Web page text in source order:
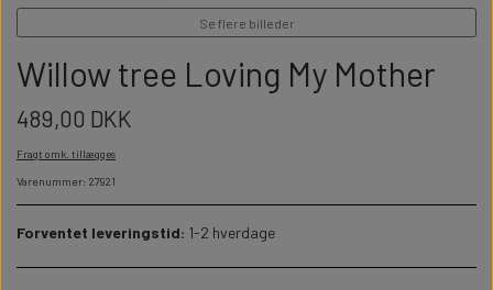
PERSONLIGE LED LAMPER
FORKLÆDER MED TEKST
STUDENT
WILLOW TREE OPHÆNG
HALLOWEEN
BADEVÆRELSET
WALLSTICKERS
Se flere billeder
Willow tree Loving My Mother
489,00 DKK
Fragt omk. tillægges
Varenummer: 27921
Forventet leveringstid: 1-2 hverdage